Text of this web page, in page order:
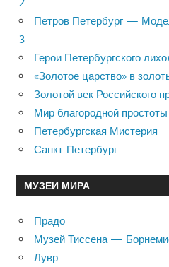
Петров Петербург —
3
Герои Петербургского
«Золотое царство» в
Золотой век Российского
Мир благородной
Петербургская Мистерия
Санкт-Петербург
МУЗЕИ МИРА
Прадо
Музей Тиссена —
Лувр